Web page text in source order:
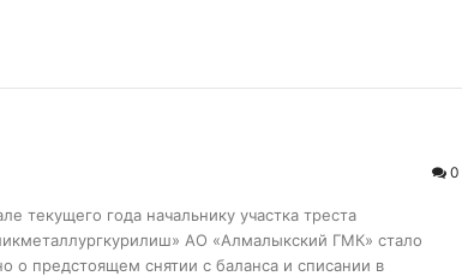
с коллегами и...
студентом?...
0
текущего года начальнику участка треста
АО «Алмалыкский ГМК» стало
о предстоящем снятии с баланса и списании в